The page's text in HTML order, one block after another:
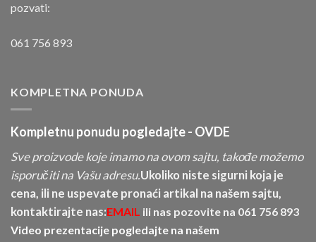
pozvati:
061 756 893
KOMPLETNA PONUDA
Kompletnu ponudu pogledajte - OVDE
Sve proizvode koje imamo na ovom sajtu, takođe možemo
isporučiti na Vašu adresu.Ukoliko niste sigurni koja je
cena, ili ne uspevate pronaći artikal na našem sajtu,
kontaktirajte nas:EMAIL ili nas pozovite na 061 756 893
Video prezentacije pogledajte na našem